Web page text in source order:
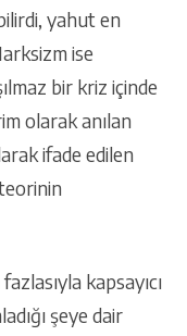
yahut en
ise
bir kriz içinde
olarak anılan
ifade edilen
kapsayıcı
şeye dair